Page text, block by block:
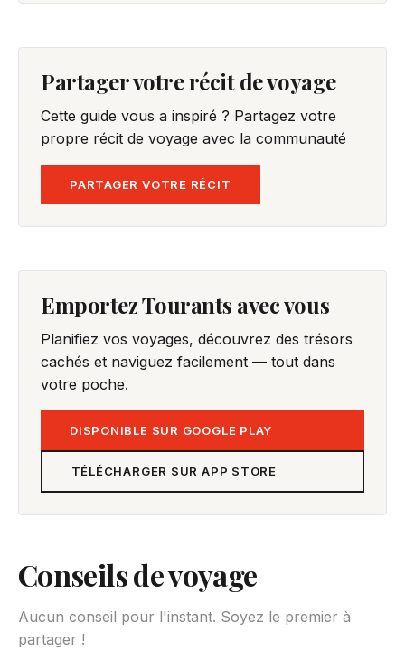
Partager votre récit de voyage
Cette guide vous a inspiré ? Partagez votre
propre récit de voyage avec la communauté
PARTAGER VOTRE RÉCIT
Emportez Tourants avec vous
Planifiez vos voyages, découvrez des trésors
cachés et naviguez facilement — tout dans
votre poche.
DISPONIBLE SUR GOOGLE PLAY
TÉLÉCHARGER SUR APP STORE
Conseils de voyage
Aucun conseil pour l'instant. Soyez le premier à
partager !